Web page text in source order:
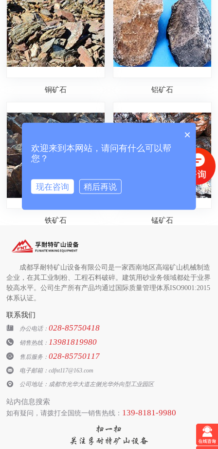
铜矿石 铝矿石
铁矿石 锰矿石
成都孚耐特矿山设备有限公司是一家西南地区高端矿山机械制造
企业，在其工业制粉、工程石料破碎。建筑用砂业务领域都处于业界
较高水平。公司生产所有产品均通过国际质量管理体系ISO9001:2015
体系认证。
联系我们
 办公电话： 028-85750418
 销售热线： 13981819980
 售后服务： 028-85750117
 电子邮箱：cdfnt117@163.com
 公司地址：成都市光华大道左侧光华外向型工业园区
站内信息搜索
如有疑问，请拨打全国统一销售热线： 139-8181-9980
×
欢迎来到本网站，请问有什么可以帮
您？
现在咨询 稍后再说